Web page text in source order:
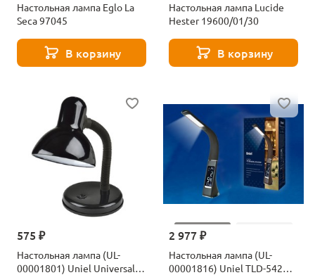
Настольная лампа Eglo La
Seca 97045
В корзину
Настольная лампа Lucide
Hester 19600/01/30
В корзину
575 ₽
Настольная лампа (UL-
00001801) Uniel Universal
2 977 ₽
Настольная лампа (UL-
00001816) Uniel TLD-542